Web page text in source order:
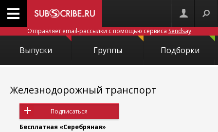
Отправляет email-рассылки с помощью сервиса Sendsay
Выпуски Группы Подборки
Железнодорожный транспорт
Подписаться
Бесплатная «Серебряная»